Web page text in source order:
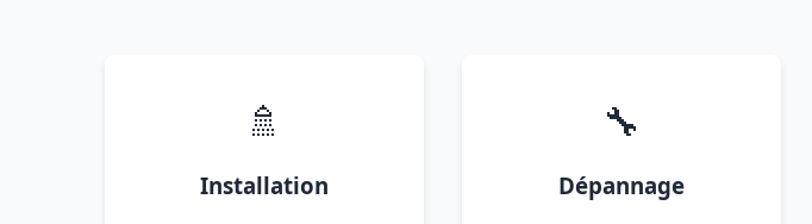
🚿
Installation
🔧
Dépannage